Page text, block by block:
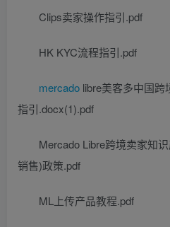
Clips卖家操作指引.pdf
HK KYC流程指引.pdf
mercado libre美客多中国跨
指引.docx(1).pdf
Mercado Libre跨境卖家知
销售)政策.pdf
ML上传产品教程.pdf